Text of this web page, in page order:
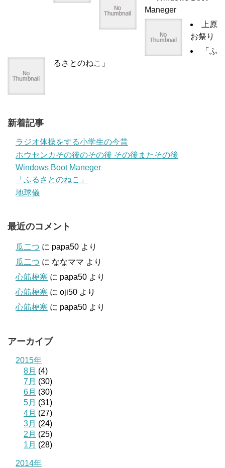
Maneger
上原
お祭り
「ふ
るさとのねこ」
新着記事
ラジオ体操をする小学生の今昔
ホウセンカその後のその後 その後またその後
Windows Boot Maneger
「ふるさとのねこ」
地球儀
最近のコメント
瓜二つ に papa50 より
瓜二つ に ななママ より
心筋梗塞 に papa50 より
心筋梗塞 に oji50 より
心筋梗塞 に papa50 より
アーカイブ
2015年
8月 (4)
7月 (30)
6月 (30)
5月 (31)
4月 (27)
3月 (24)
2月 (25)
1月 (28)
2014年